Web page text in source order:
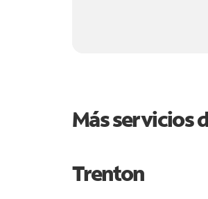
Más servicios
Trenton